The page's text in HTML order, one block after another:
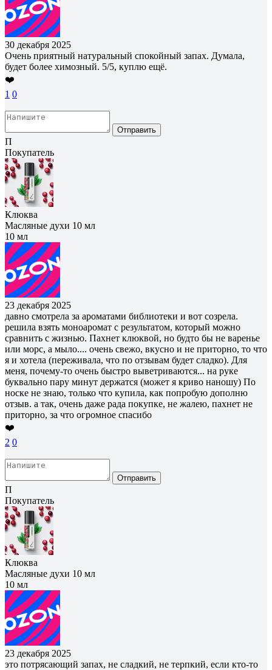
30 декабря 2025
Очень приятный натуральный спокойный запах. Думала,
будет более химозный. 5/5, куплю ещё.
❤️
1 0
Отправить
П
Покупатель
Клюква
Масляные духи 10 мл
10 мл
23 декабря 2025
давно смотрела за ароматами библиотеки и вот созрела.
решила взять моноаромат с результатом, который можно
сравнить с жизнью. Пахнет клюквой, но будто бы не варенье
или морс, а мыло.... очень свежо, вкусно и не приторно, то что
я и хотела (переживала, что по отзывам будет сладко). Для
меня, почему-то очень быстро выветриваются... на руке
буквально пару минут держатся (может я криво наношу) По
носке не знаю, только что купила, как попробую дополню
отзыв. а так, очень даже рада покупке, не жалею, пахнет не
приторно, за что огромное спасибо
❤️
2 0
Отправить
П
Покупатель
Клюква
Масляные духи 10 мл
10 мл
23 декабря 2025
это потрясающий запах, не сладкий, не терпкий, если кто-то